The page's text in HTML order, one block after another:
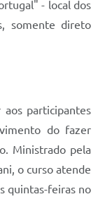
- local dos
somente direto
participantes
do fazer
Ministrado pela
o curso atende
quintas-feiras no